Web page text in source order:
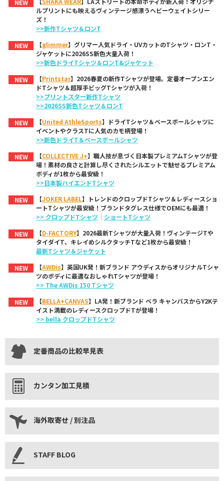
NEW
ルプリントにも映えるヴィンテージ感漂うヘビーウェイトシリー
ズ！
>>新作Tシャツ＆ロンT
NEW
【glimmer】グリマー人気ドライ・UVカットのTシャツ・ロンT・
ジャケットに2026SS新色大量入荷！
>>新色ドライTシャツ＆ロンT&ジャケット
NEW
【Printstar】2026春夏の新作Tシャツが登場。定番オープンエン
ドTシャツ＆超厚手ビッグTシャツが入荷！
>>プリントスター新作Tシャツ
>>2026SS新色Tシャツ＆ロンT
NEW
【United AthleSports】ドライTシャツ＆ベースボールシャツに
イベントやクラスTに人気のカモ柄登場！
>>新色ドライT＆ベースボールシャツ
NEW
【COLLECTIVE J+】職人技が息づく日本製プレミアムTシャツが登
場！素材の良さと計算し尽くされたシルエットで魅せるプレミアム
ボディが1枚から最安級！
>>日本製ハイエンドTシャツ
NEW
【JOKER LABEL】トレンドのクロップドTシャツ＆レディースショ
ートTシャツが最安級！ブランドタグレス仕様でOEMにも最適！
>> クロップドTシャツ ｜ ショートTシャツ
NEW
【D-FACTORY】2026最新Tシャツが大量入荷！ヴィンテージTや
タイダイT、キレイめシルクタッチTなど1枚から最安級！
最新Tシャツ＆ジャケット
NEW
【AWDis】英国UK発！新ブランド アウディスからオリジナルTシャ
ツのボディに最適なおしゃれTシャツが登場！
>> The AWDis 150 Tシャツ
NEW
【BELLA+CANVAS】LA発！新ブランド ベラ キャンバスからY2Kテ
イスト満載のレディースクロップドTが登場！
>> bella クロップドTシャツ
定番商品の比較早見表
カンタン加工見積
海外取寄せ / 別注品
STAFF BLOG